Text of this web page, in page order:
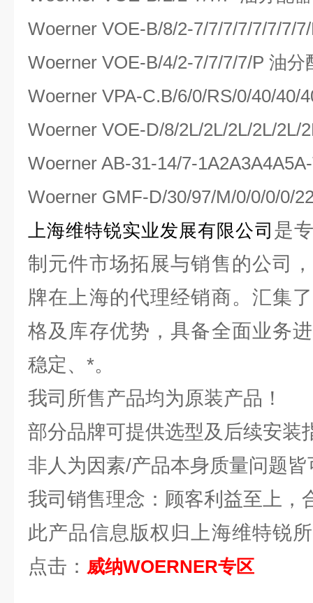
Woerner VOE-B/8/2-7/7/7/7/7/7/7/
Woerner VOE-B/4/2-7/7/7/7/P 油分
Woerner VPA-C.B/6/0/RS/0/40/40/
Woerner VOE-D/8/2L/2L/2L/2L/2L/
Woerner AB-31-14/7-
Woerner GMF-D/30/97/M/0/0/0/0/
上海维特锐实业发展有限公司 是
制元件市场拓展与销售的公司
牌在上海的代理经销商。汇集
格及库存优势，具备全面业务
稳定、*。
我司所售产品均为原装产品！
部分品牌可提供选型及后续安装
非人为因素/产品本身质量问题
我司销售理念：顾客利益至上，
此产品信息版权归上海维特锐
点击： 威纳WOERNER专区